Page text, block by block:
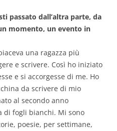
passato dall’altra parte, da
momento, un evento in
una ragazza più
e scrivere. Così ho iniziato
e si accorgesse di me. Ho
da scrivere di mio
al secondo anno
di fogli bianchi. Mi sono
poesie, per settimane,